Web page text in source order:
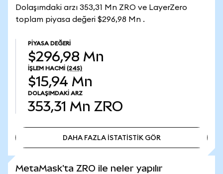
Dolaşımdaki arzı 353,31 Mn ZRO ve LayerZero
toplam piyasa değeri $296,98 Mn .
PIYASA DEĞERI
$296,98 Mn
İŞLEM HACMI (24S)
$15,94 Mn
DOLAŞIMDAKI ARZ
353,31 Mn ZRO
DAHA FAZLA İSTATİSTİK GÖR
MetaMask'ta ZRO ile neler yapılır